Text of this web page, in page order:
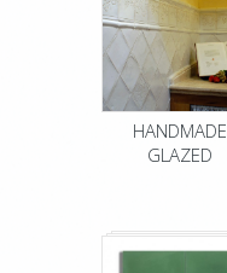
HANDMADE
GLAZED